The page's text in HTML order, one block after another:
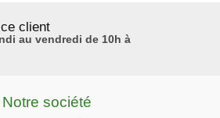
client
au vendredi de 10h à
Notre société